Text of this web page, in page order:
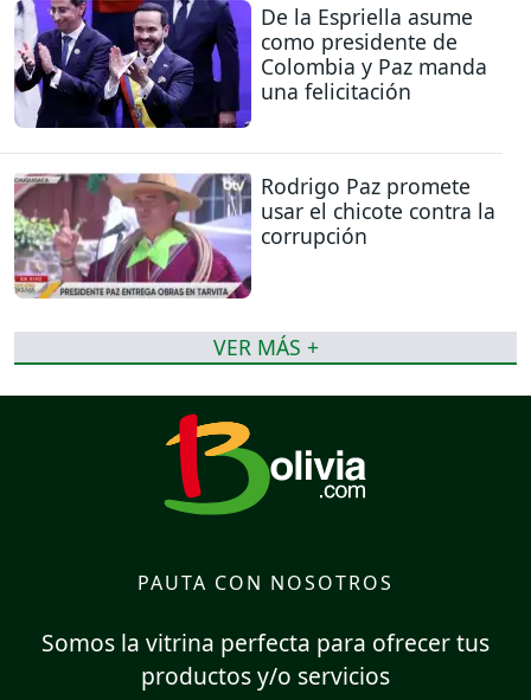
De la Espriella asume
como presidente de
Colombia y Paz manda
una felicitación
Rodrigo Paz promete
usar el chicote contra la
corrupción
VER MÁS +
PAUTA CON NOSOTROS
Somos la vitrina perfecta para ofrecer tus
productos y/o servicios